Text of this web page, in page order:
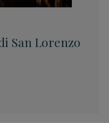
San Lorenzo